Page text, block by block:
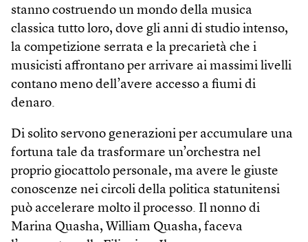
stanno costruendo un mondo della musica
classica tutto loro, dove gli anni di studio intenso,
la competizione serrata e la precarietà che i
musicisti affrontano per arrivare ai massimi livelli
contano meno dell’avere accesso a fiumi di
denaro.
Di solito servono generazioni per accumulare una
fortuna tale da trasformare un’orchestra nel
proprio giocattolo personale, ma avere le giuste
conoscenze nei circoli della politica statunitensi
può accelerare molto il processo. Il nonno di
Marina Quasha, William Quasha, faceva